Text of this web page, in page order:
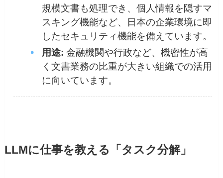
規模文書も処理でき、個人情報を隠すマ
スキング機能など、日本の企業環境に即
したセキュリティ機能を備えています。
用途: 金融機関や行政など、機密性が高
く文書業務の比重が大きい組織での活用
に向いています。
LLMに仕事を教える「タスク分解」